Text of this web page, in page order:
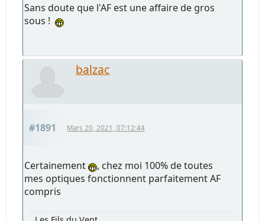
Sans doute que l'AF est une affaire de gros
sous !
balzac
#1891 Mars 20, 2021, 07:12:44
Certainement
, chez moi 100% de toutes
mes optiques fonctionnent parfaitement AF
compris